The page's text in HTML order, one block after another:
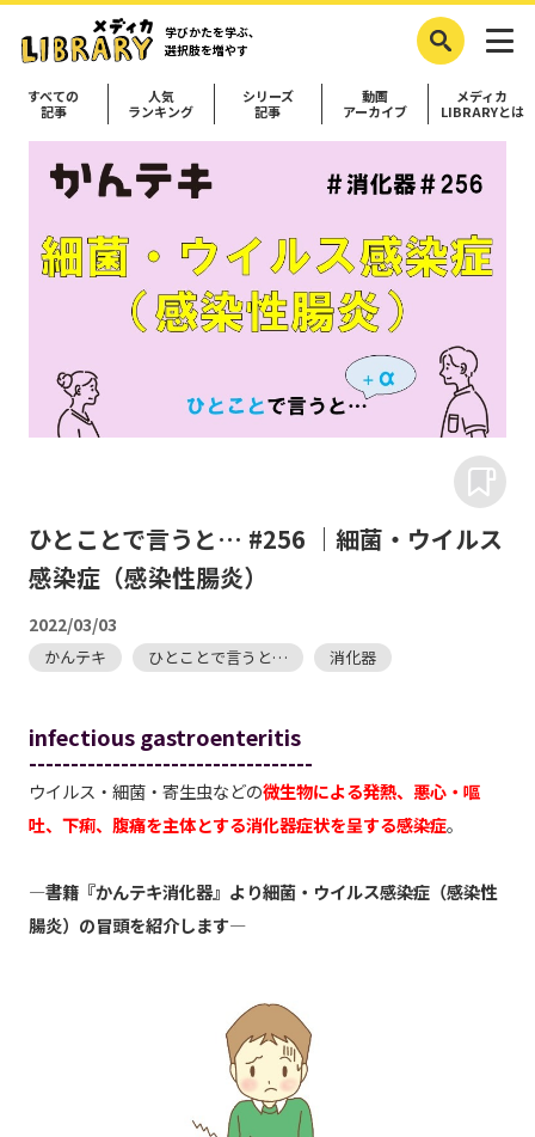
学びかたを学ぶ、
選択肢を増やす
すべての
記事
人気
ランキング
シリーズ
記事
動画
アーカイブ
メディカ
LIBRARYとは
ひとことで言うと… #256 ｜細菌・ウイルス
感染症（感染性腸炎）
2022/03/03
かんテキ ひとことで言うと… 消化器
infectious gastroenteritis
----------------------------------
ウイルス・細菌・寄生虫などの微生物による発熱、悪心・嘔
吐、下痢、腹痛を主体とする消化器症状を呈する感染症。
―書籍『かんテキ消化器』より細菌・ウイルス感染症（感染性
腸炎）の冒頭を紹介します―